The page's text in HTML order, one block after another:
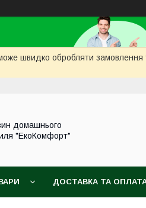
швидко обробляти замовлення
домашнього
"ЕкоКомфорт"
ДОСТАВКА ТА